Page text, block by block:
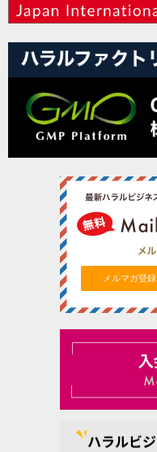
メルマガ登録